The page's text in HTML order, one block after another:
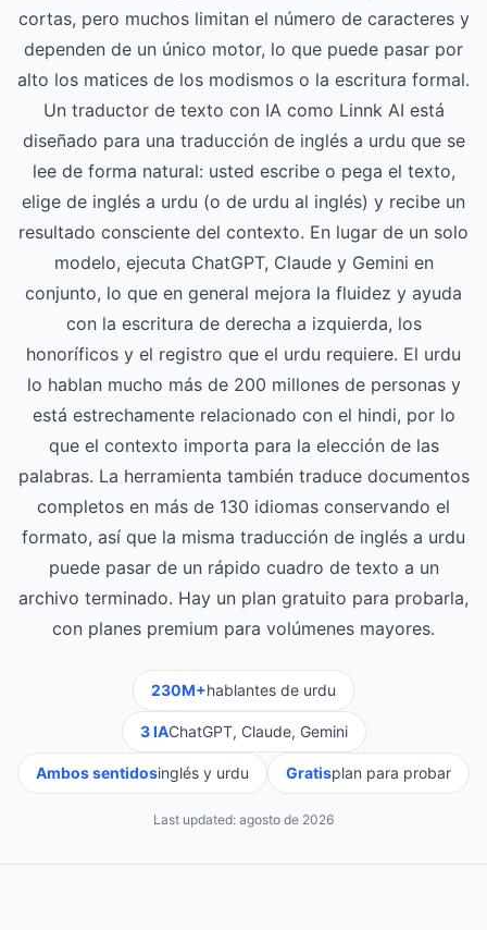
cortas, pero muchos limitan el número de caracteres y
dependen de un único motor, lo que puede pasar por
alto los matices de los modismos o la escritura formal.
Un traductor de texto con IA como Linnk AI está
diseñado para una traducción de inglés a urdu que se
lee de forma natural: usted escribe o pega el texto,
elige de inglés a urdu (o de urdu al inglés) y recibe un
resultado consciente del contexto. En lugar de un solo
modelo, ejecuta ChatGPT, Claude y Gemini en
conjunto, lo que en general mejora la fluidez y ayuda
con la escritura de derecha a izquierda, los
honoríficos y el registro que el urdu requiere. El urdu
lo hablan mucho más de 200 millones de personas y
está estrechamente relacionado con el hindi, por lo
que el contexto importa para la elección de las
palabras. La herramienta también traduce documentos
completos en más de 130 idiomas conservando el
formato, así que la misma traducción de inglés a urdu
puede pasar de un rápido cuadro de texto a un
archivo terminado. Hay un plan gratuito para probarla,
con planes premium para volúmenes mayores.
230M+hablantes de urdu
3 IAChatGPT, Claude, Gemini
Ambos sentidosinglés y urdu Gratisplan para probar
Last updated: agosto de 2026